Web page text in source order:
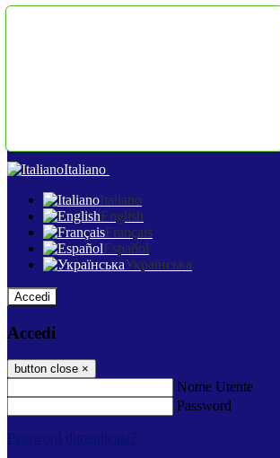
Italiano
Italiano
English
Français
Español
Українська
Accedi
Accedi
button close ×
Nome Utente
Password